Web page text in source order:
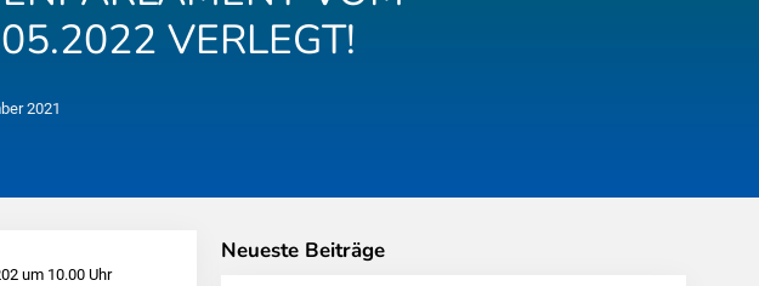
VERLEGT!
2021
um 10.00 Uhr
Neueste Beiträge